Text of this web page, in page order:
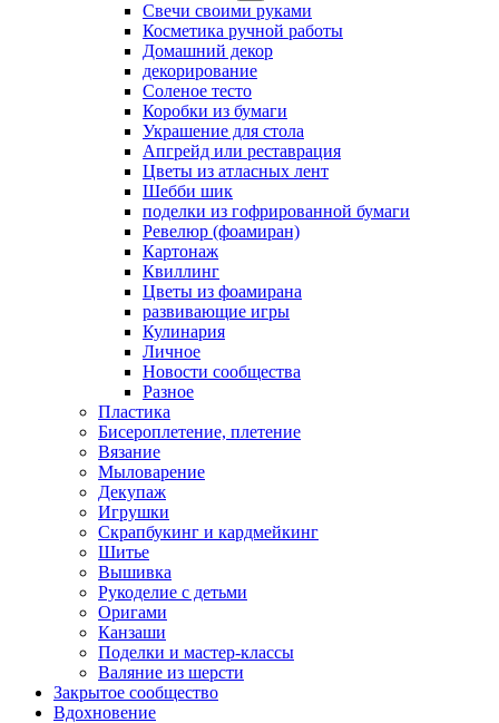
Свечи своими руками
Косметика ручной работы
Домашний декор
декорирование
Соленое тесто
Коробки из бумаги
Украшение для стола
Апгрейд или реставрация
Цветы из атласных лент
Шебби шик
поделки из гофрированной бумаги
Ревелюр (фоамиран)
Картонаж
Квиллинг
Цветы из фоамирана
развивающие игры
Кулинария
Личное
Новости сообщества
Разное
Пластика
Бисероплетение, плетение
Вязание
Мыловарение
Декупаж
Игрушки
Скрапбукинг и кардмейкинг
Шитье
Вышивка
Рукоделие с детьми
Оригами
Канзаши
Поделки и мастер-классы
Валяние из шерсти
Закрытое сообщество
Вдохновение